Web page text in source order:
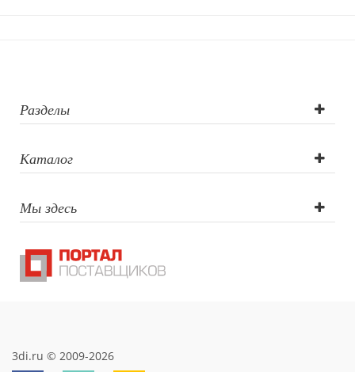
Шелкография с
трансфером ,
Тампопечать (1
цвет)
Разделы
Каталог
Мы здесь
3di.ru © 2009-2026